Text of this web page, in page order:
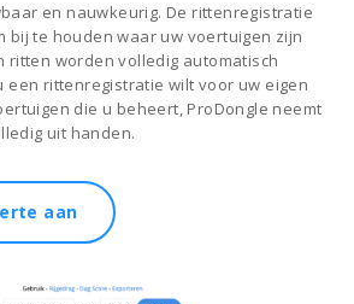
en nauwkeurig. De rittenregistratie
bij te houden waar uw voertuigen zijn
ritten worden volledig automatisch
een rittenregistratie wilt voor uw eigen
die u beheert, ProDongle neemt
uit handen.
aan